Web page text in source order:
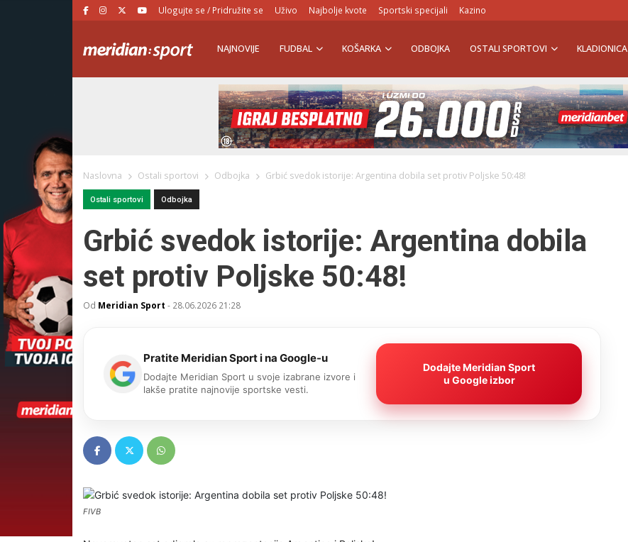
Ulogujte se / Pridružite se Uživo Najbolje kvote Sportski specijali Kazino
NAJNOVIJE FUDBAL KOŠARKA ODBOJKA OSTALI SPORTOVI KLADIONICA
Naslovna Ostali sportovi Odbojka Grbić svedok istorije: Argentina dobila set protiv Poljske 50:48!
Ostali sportovi Odbojka
Grbić svedok istorije: Argentina dobila
set protiv Poljske 50:48!
Od Meridian Sport - 28.06.2026 21:28
Pratite Meridian Sport i na Google-u
Dodajte Meridian Sport u svoje izabrane izvore i
lakše pratite najnovije sportske vesti.
Dodajte Meridian Sport
u Google izbor
FIVB